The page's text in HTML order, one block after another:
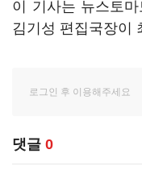
이 기사는 뉴스토
김기성 편집국장이
댓글 0